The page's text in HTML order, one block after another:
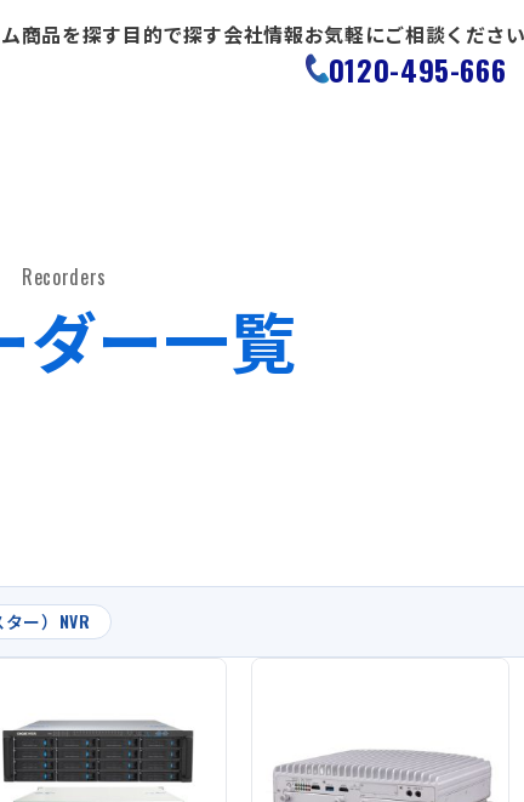
商品を探す目的で探す会社情報お気軽にご相談ください
0120-495-666
Recorders
ダー一覧
ー）NVR